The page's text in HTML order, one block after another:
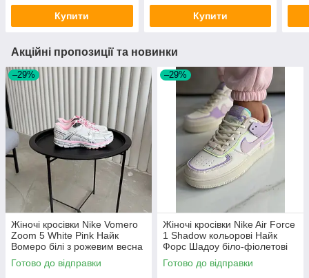
Купити Купити
Акційні пропозиції та новинки
–29%
Жіночі кросівки Nike Vomero
Zoom 5 White Pink Найк
Вомеро білі з рожевим весна
для дівчат модні
Готово до відправки
–29%
Жіночі кросівки Nike Air Force
1 Shadow кольорові Найк
Форс Шадоу біло-фіолетові
кольорові шкіряні для дівчат
Готово до відправки